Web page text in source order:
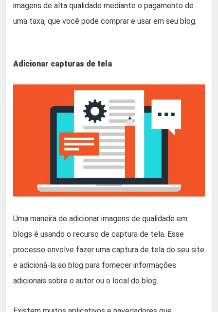
imagens de alta qualidade mediante o pagamento de
uma taxa, que você pode comprar e usar em seu blog.
Adicionar capturas de tela
Uma maneira de adicionar imagens de qualidade em
blogs é usando o recurso de captura de tela. Esse
processo envolve fazer uma captura de tela do seu site
e adicioná-la ao blog para fornecer informações
adicionais sobre o autor ou o local do blog.